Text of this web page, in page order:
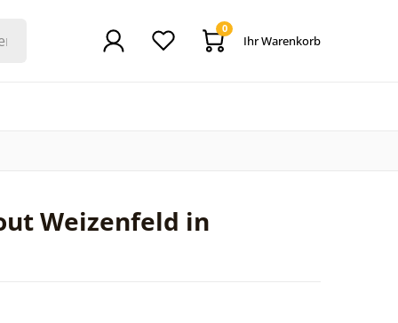
0
Ihr Warenkorb
Weizenfeld in